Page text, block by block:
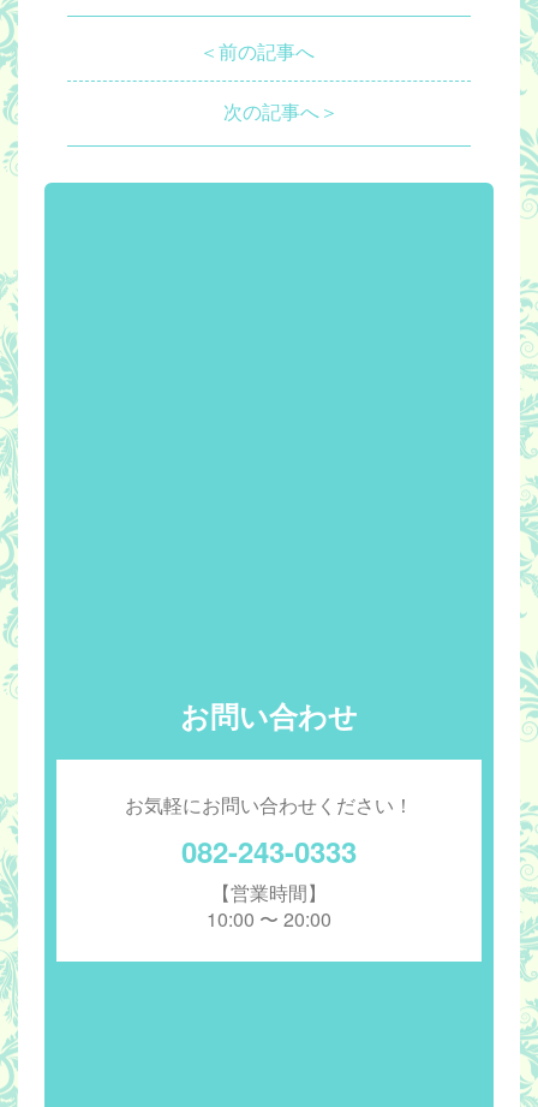
＜前の記事へ
次の記事へ＞
お問い合わせ
お気軽にお問い合わせください！
082-243-0333
【営業時間】
10:00 〜 20:00